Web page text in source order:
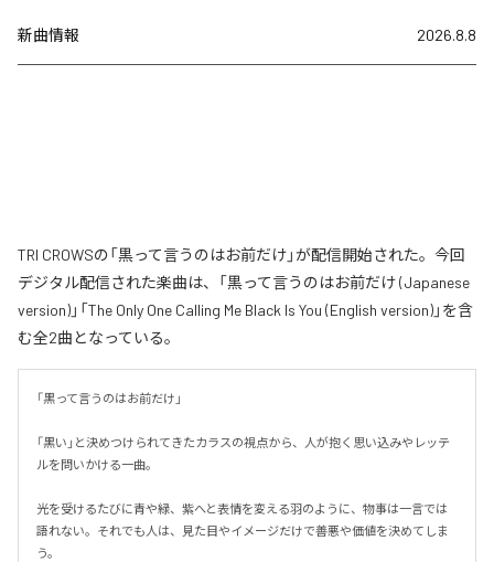
新曲情報 2026.8.8
TRI CROWSの「黒って言うのはお前だけ」が配信開始された。今回
デジタル配信された楽曲は、「黒って言うのはお前だけ (Japanese
version)」「The Only One Calling Me Black Is You (English version)」を含
む全2曲となっている。
「黒って言うのはお前だけ」
「黒い」と決めつけられてきたカラスの視点から、人が抱く思い込みやレッテ
ルを問いかける一曲。
光を受けるたびに青や緑、紫へと表情を変える羽のように、物事は一言では
語れない。それでも人は、見た目やイメージだけで善悪や価値を決めてしま
う。